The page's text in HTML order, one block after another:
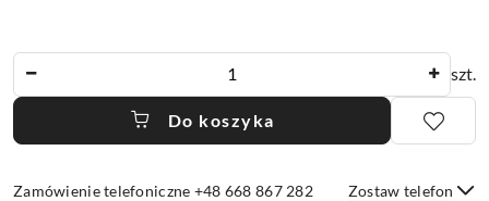
szt.
Do koszyka
Zamówienie telefoniczne +48 668 867 282 Zostaw telefon